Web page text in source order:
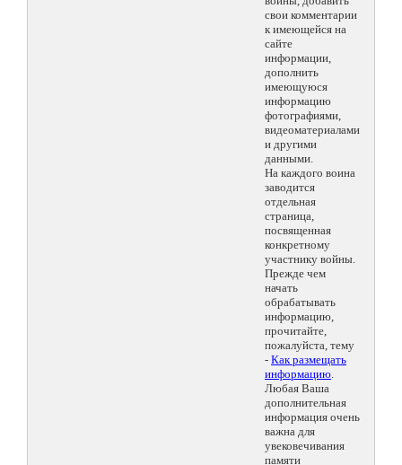
свои комментарии
к имеющейся на
сайте
информации,
дополнить
имеющуюся
информацию
фотографиями,
видеоматериалами
и другими
данными.
На каждого воина
заводится
отдельная
страница,
посвященная
конкретному
участнику войны.
Прежде чем
начать
обрабатывать
информацию,
прочитайте,
пожалуйста, тему
- Как размещать
информацию.
Любая Ваша
дополнительная
информация очень
важна для
увековечивания
памяти